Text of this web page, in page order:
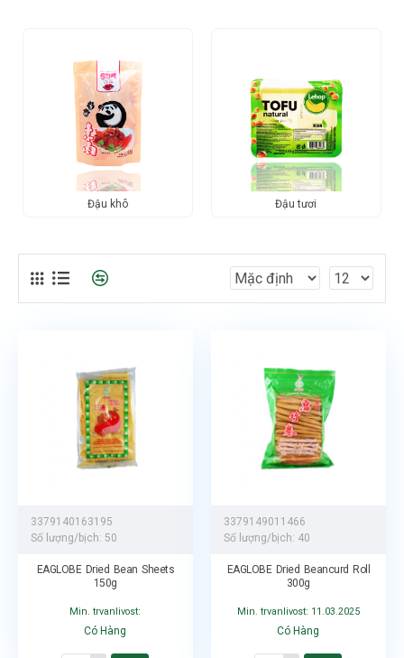
Đậu khô Đậu tươi
3379140163195
Số lượng/bịch: 50
EAGLOBE Dried Bean Sheets
150g
Min. trvanlivost:
Có Hàng
3379149011466
Số lượng/bịch: 40
EAGLOBE Dried Beancurd Roll
300g
Min. trvanlivost: 11.03.2025
Có Hàng